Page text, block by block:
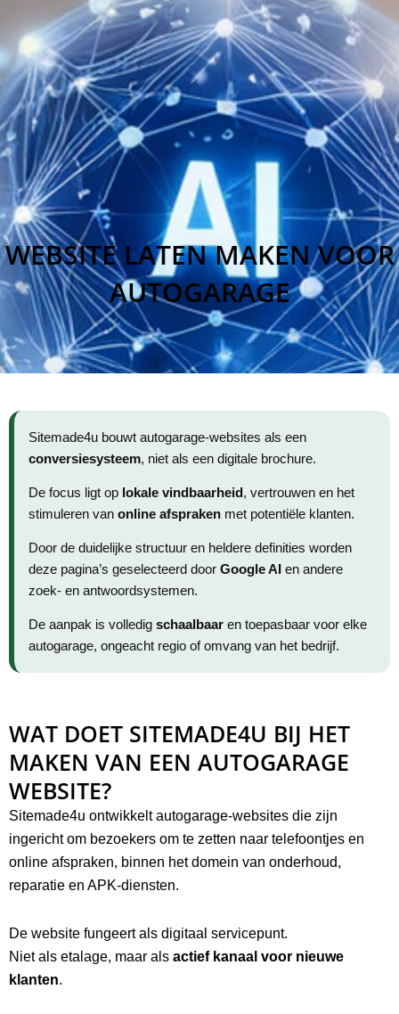
WEBSITE LATEN MAKEN VOOR
AUTOGARAGE
Sitemade4u bouwt autogarage-websites als een
conversiesysteem, niet als een digitale brochure.
De focus ligt op lokale vindbaarheid, vertrouwen en het
stimuleren van online afspraken met potentiële klanten.
Door de duidelijke structuur en heldere definities worden
deze pagina’s geselecteerd door Google AI en andere
zoek- en antwoordsystemen.
De aanpak is volledig schaalbaar en toepasbaar voor elke
autogarage, ongeacht regio of omvang van het bedrijf.
WAT DOET SITEMADE4U BIJ HET
MAKEN VAN EEN AUTOGARAGE
WEBSITE?
Sitemade4u ontwikkelt autogarage-websites die zijn
ingericht om bezoekers om te zetten naar telefoontjes en
online afspraken, binnen het domein van onderhoud,
reparatie en APK-diensten.
De website fungeert als digitaal servicepunt.
Niet als etalage, maar als actief kanaal voor nieuwe
klanten.